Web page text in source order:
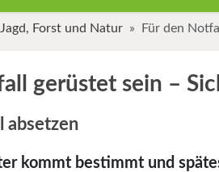
Jagd, Forst und Natur Für den
gerüstet sein –
absetzen
kommt bestimmt und